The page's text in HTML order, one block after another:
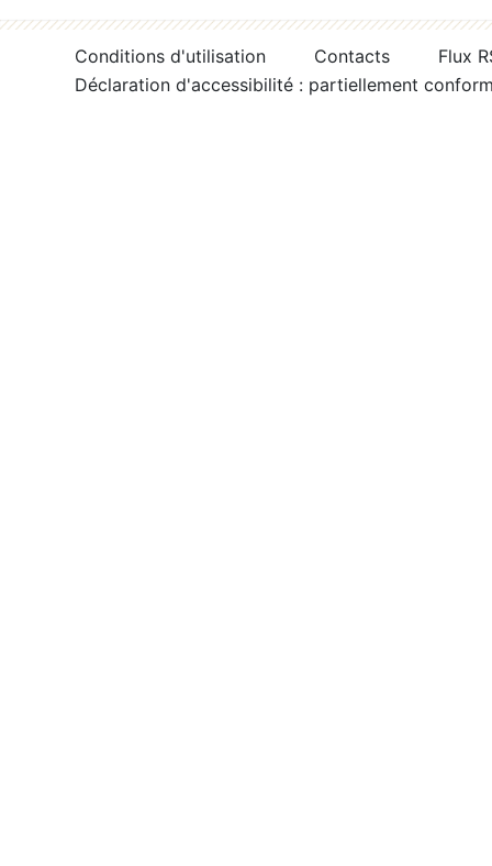
Conditions d'utilisation Contacts
Flux
Déclaration d'accessibilité : partiellement